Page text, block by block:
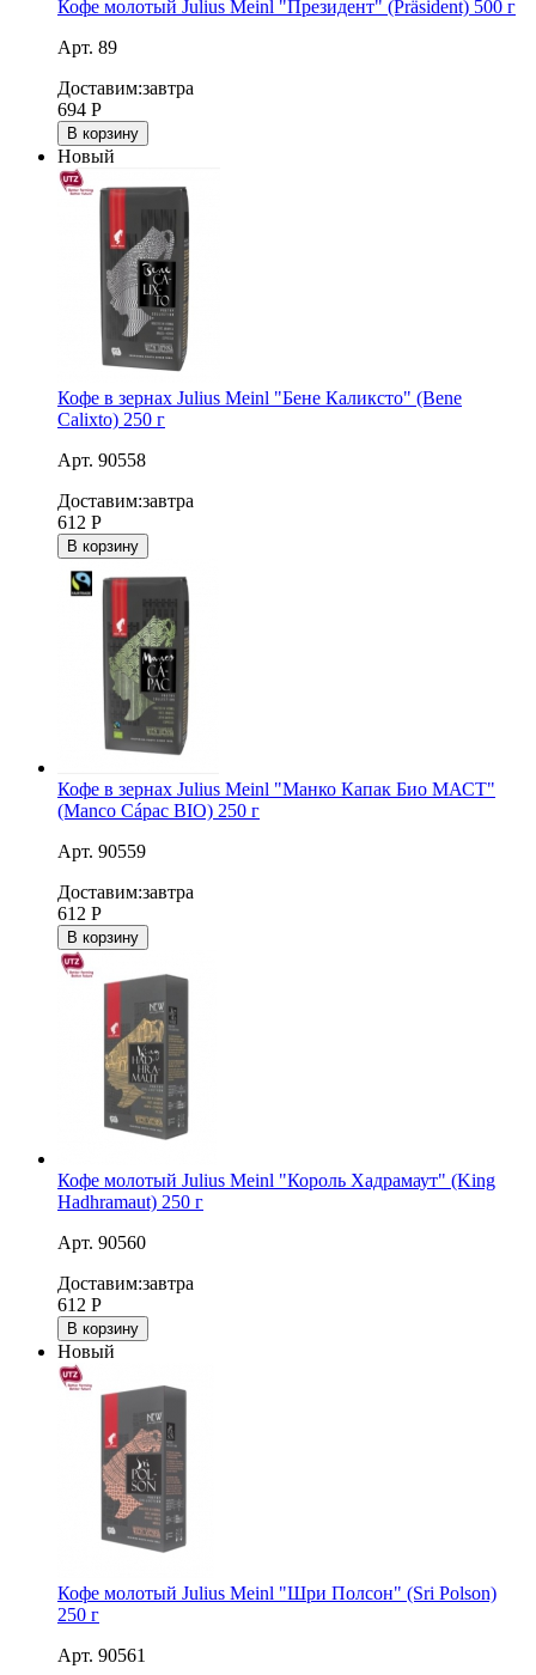
Кофе молотый Julius Meinl "Президент" (Präsident) 500 г
Арт. 89
Доставим:завтра
694 Р
В корзину
Новый
Кофе в зернах Julius Meinl "Бене Каликсто" (Bene
Calixto) 250 г
Арт. 90558
Доставим:завтра
612 Р
В корзину
Кофе в зернах Julius Meinl "Манко Капак Био МАСТ"
(Manco Cápac BIO) 250 г
Арт. 90559
Доставим:завтра
612 Р
В корзину
Кофе молотый Julius Meinl "Король Хадрамаут" (King
Hadhramaut) 250 г
Арт. 90560
Доставим:завтра
612 Р
В корзину
Новый
Кофе молотый Julius Meinl "Шри Полсон" (Sri Polson)
250 г
Арт. 90561